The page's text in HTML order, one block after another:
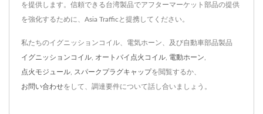
を提供します。信頼できる台湾製品でアフターマーケット部品の提供
を強化するために、Asia Trafficと提携してください。
私たちのイグニッションコイル、電気ホーン、及び自動車部品製品
イグニッションコイル オートバイ点火コイル 電動ホーン
点火モジュール スパークプラグキャップを閲覧するか、
お問い合わせをして、調達要件について話し合いましょう。